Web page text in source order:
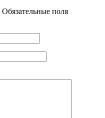
Обязательные поля